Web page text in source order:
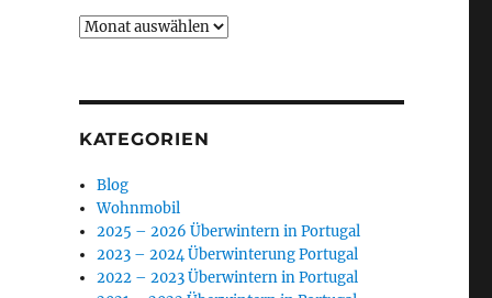
Archiv
KATEGORIEN
Blog
Wohnmobil
2025 – 2026 Überwintern in Portugal
2023 – 2024 Überwinterung Portugal
2022 – 2023 Überwintern in Portugal